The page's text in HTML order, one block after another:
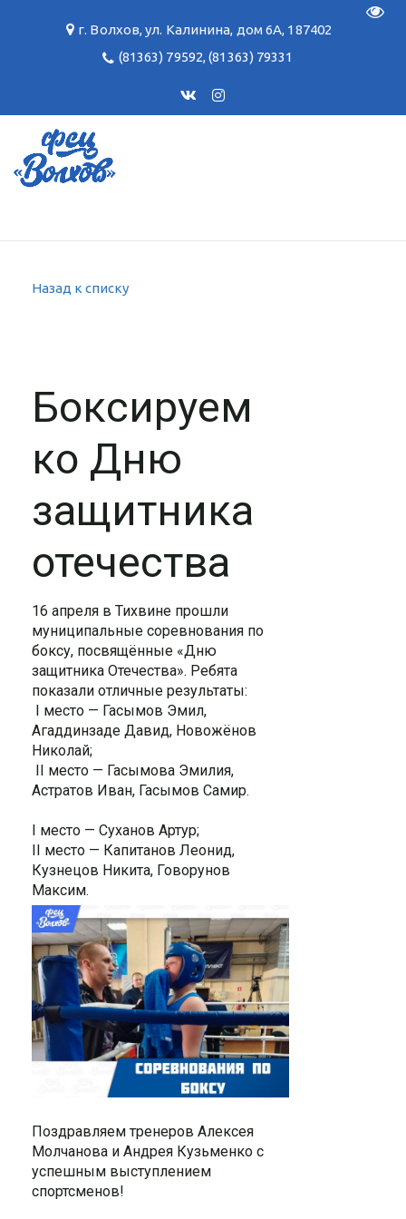
г. Волхов,ул. Калинина, дом 6А, 187402
(81363) 79592,(81363) 79331
Назад к списку
Боксируем
ко Дню
защитника
отечества
16 апреля в Тихвине прошли
муниципальные соревнования по
боксу, посвящённые «Дню
защитника Отечества». Ребята
показали отличные результаты:
I место — Гасымов Эмил,
Агаддинзаде Давид, Новожёнов
Николай;
II место — Гасымова Эмилия,
Астратов Иван, Гасымов Самир.
I место — Суханов Артур;
II место — Капитанов Леонид,
Кузнецов Никита, Говорунов
Максим.
Поздравляем тренеров Алексея
Молчанова и Андрея Кузьменко с
успешным выступлением
спортсменов!